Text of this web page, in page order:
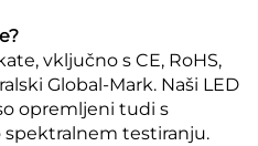
vključno s CE, RoHS,
Global-Mark. Naši LED
opremljeni tudi s
testiranju.